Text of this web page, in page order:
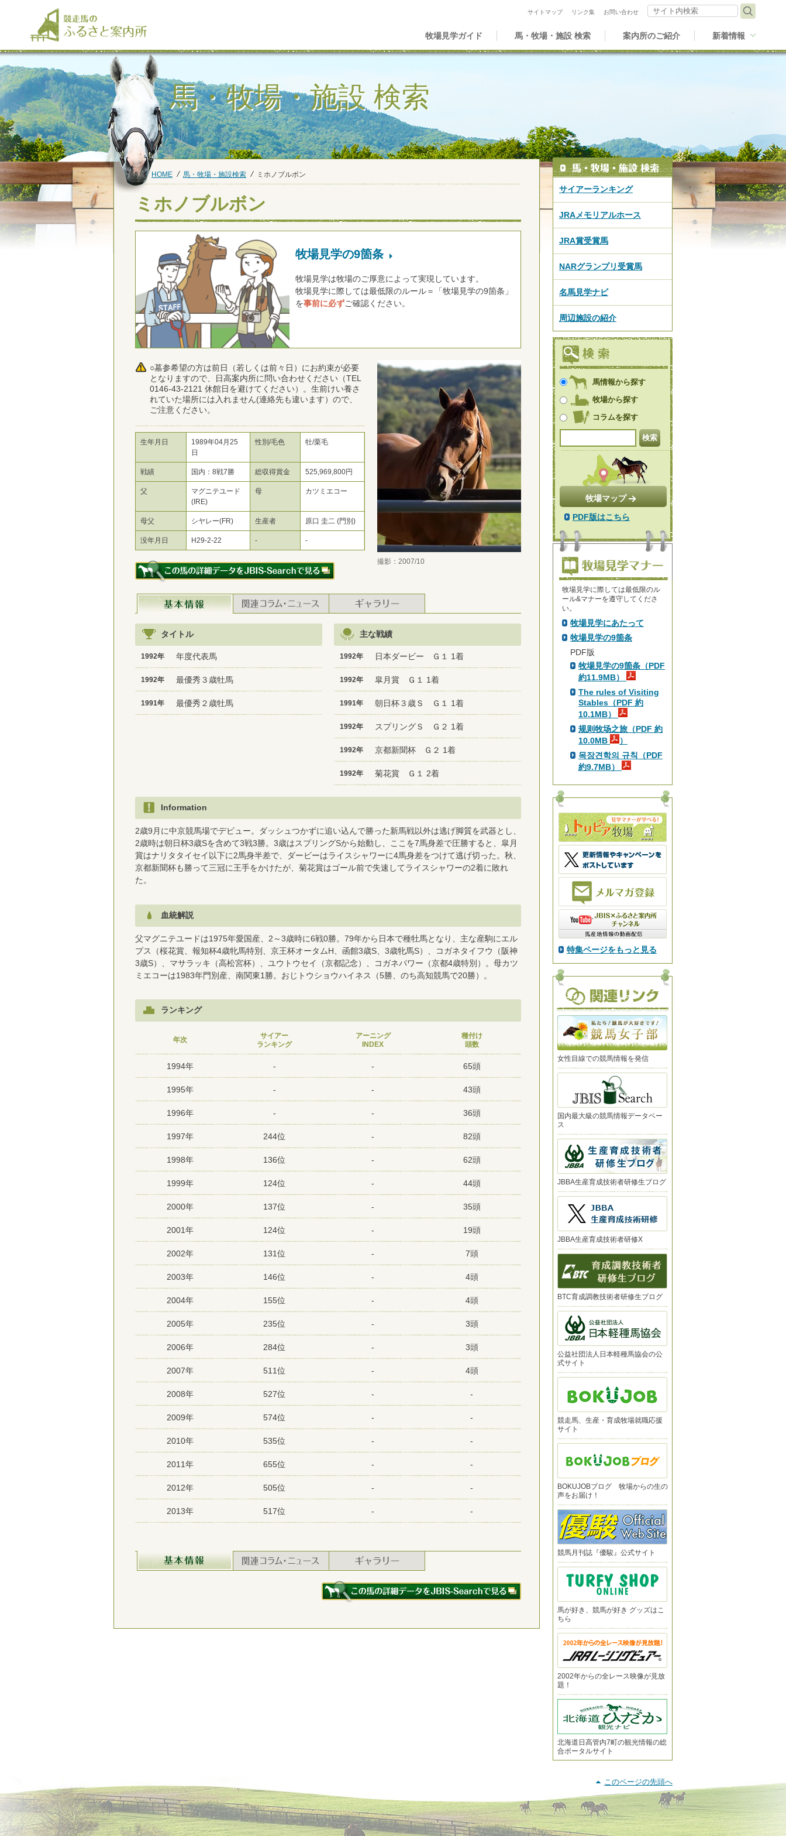
牧場見学ガイド 馬・牧場・施設 検索 案内所のご紹介 新着情報
サイトマップ リンク集 お問い合わせ
サイト内検索
馬・牧場・施設 検索
HOME 馬・牧場・施設検索 ミホノブルボン
ミホノブルボン
牧場見学の9箇条
牧場見学は牧場のご厚意によって実現しています。
牧場見学に際しては最低限のルール＝「牧場見学の9箇条」
を事前に必ずご確認ください。
撮影：2007/10
○墓参希望の方は前日（若しくは前々日）にお約束が必要
となりますので、日高案内所に問い合わせください（TEL
0146-43-2121 休館日を避けてください）。生前けい養さ
れていた場所には入れません(連絡先も違います）ので、
ご注意ください。
生年月日
1989年04月25
日
性別/毛色 牡/栗毛
戦績 国内：8戦7勝 総収得賞金 525,969,800円
父
マグニテユード
(IRE)
母 カツミエコー
母父 シヤレー(FR) 生産者 原口 圭二 (門別)
没年月日 H29-2-22 - -
タイトル
1992年 年度代表馬
1992年 最優秀３歳牡馬
1991年 最優秀２歳牡馬
主な戦績
1992年 日本ダービー Ｇ１ 1着
1992年 皐月賞 Ｇ１ 1着
1991年 朝日杯３歳Ｓ Ｇ１ 1着
1992年 スプリングＳ Ｇ２ 1着
1992年 京都新聞杯 Ｇ２ 1着
1992年 菊花賞 Ｇ１ 2着
Information
2歳9月に中京競馬場でデビュー。ダッシュつかずに追い込んで勝った新馬戦以外は逃げ脚質を武器とし、
2歳時は朝日杯3歳Sを含めて3戦3勝。3歳はスプリングSから始動し、ここを7馬身差で圧勝すると、皐月
賞はナリタタイセイ以下に2馬身半差で、ダービーはライスシャワーに4馬身差をつけて逃げ切った。秋、
京都新聞杯も勝って三冠に王手をかけたが、菊花賞はゴール前で失速してライスシャワーの2着に敗れ
た。
血統解説
父マグニテユードは1975年愛国産、2～3歳時に6戦0勝。79年から日本で種牡馬となり、主な産駒にエル
プス（桜花賞、報知杯4歳牝馬特別、京王杯オータムH、函館3歳S、3歳牝馬S）、コガネタイフウ（阪神
3歳S）、マサラッキ（高松宮杯）、ユウトウセイ（京都記念）、コガネパワー（京都4歳特別）。母カツ
ミエコーは1983年門別産、南関東1勝。おじトウショウハイネス（5勝、のち高知競馬で20勝）。
ランキング
年次
サイアー
ランキング
アーニング
INDEX
種付け
頭数
1994年 - - 65頭
1995年 - - 43頭
1996年 - - 36頭
1997年 244位 - 82頭
1998年 136位 - 62頭
1999年 124位 - 44頭
2000年 137位 - 35頭
2001年 124位 - 19頭
2002年 131位 - 7頭
2003年 146位 - 4頭
2004年 155位 - 4頭
2005年 235位 - 3頭
2006年 284位 - 3頭
2007年 511位 - 4頭
2008年 527位 - -
2009年 574位 - -
2010年 535位 - -
2011年 655位 - -
2012年 505位 - -
2013年 517位 - -
サイアーランキング
JRAメモリアルホース
JRA賞受賞馬
NARグランプリ受賞馬
名馬見学ナビ
周辺施設の紹介
馬情報から探す
牧場から探す
コラムを探す
牧場マップ
PDF版はこちら
牧場見学に際しては最低限のル
ール&マナーを遵守してくださ
い。
牧場見学にあたって
牧場見学の9箇条
PDF版
牧場見学の9箇条（PDF
約11.9MB）
The rules of Visiting
Stables（PDF 約
10.1MB）
规则牧场之旅（PDF 約
10.0MB
）
목장견학의 규칙（PDF
約9.7MB）
特集ページをもっと見る
女性目線での競馬情報を発信
国内最大級の競馬情報データベー
ス
JBBA生産育成技術者研修生ブログ
JBBA生産育成技術者研修X
BTC育成調教技術者研修生ブログ
公益社団法人日本軽種馬協会の公
式サイト
競走馬、生産・育成牧場就職応援
サイト
BOKUJOBブログ 牧場からの生の
声をお届け！
競馬月刊誌『優駿』公式サイト
馬が好き、競馬が好き グッズはこ
ちら
2002年からの全レース映像が見放
題！
北海道日高管内7町の観光情報の総
合ポータルサイト
このページの先頭へ